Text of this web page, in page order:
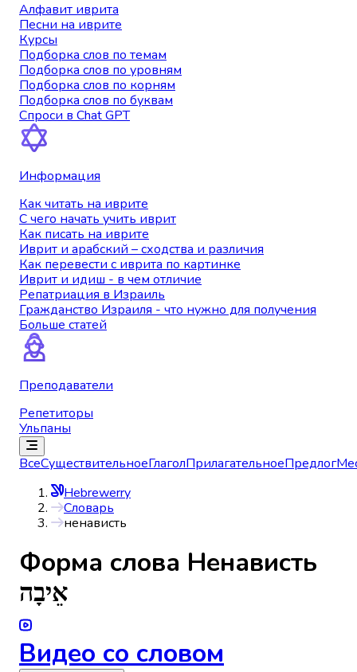
Алфавит иврита
Песни на иврите
Курсы
Подборка слов по темам
Подборка слов по уровням
Подборка слов по корням
Подборка слов по буквам
Спроси в Chat GPT
Информация
Как читать на иврите
С чего начать учить иврит
Как писать на иврите
Иврит и арабский – сходства и различия
Как перевести с иврита по картинке
Иврит и идиш - в чем отличие
Репатриация в Израиль
Гражданство Израиля - что нужно для получения
Больше статей
Преподаватели
Репетиторы
Ульпаны
ВсеСуществительноеГлаголПрилагательноеПредлог
Hebrewerry
Словарь
ненависть
Форма слова Ненависть
אֵיבָה
Видео со словом